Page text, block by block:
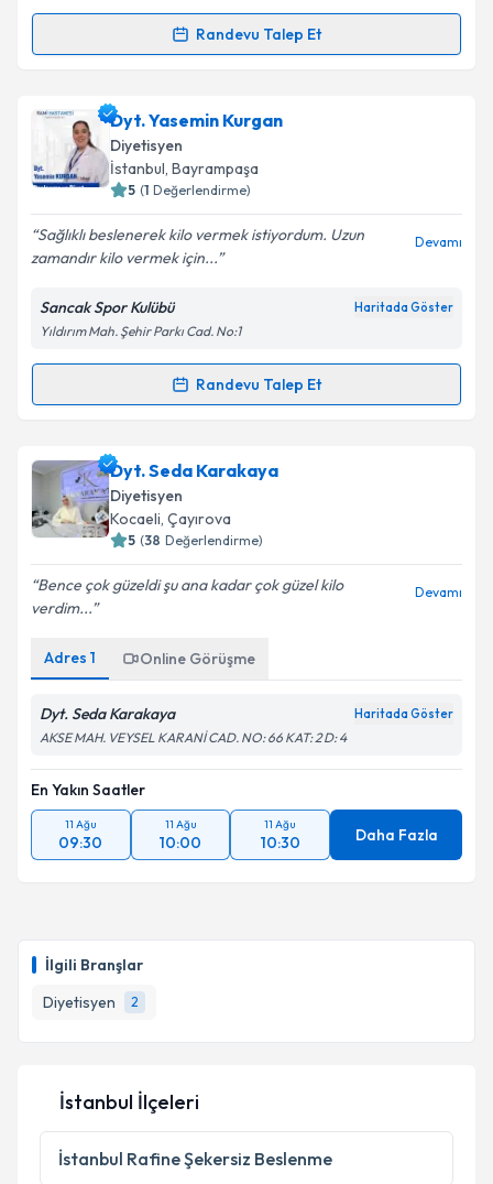
İlgili Branşlar
Diyetisyen
2
Randevu Talep Et
Randevu Takvimi Talebi
Dyt. Gülnur Kuraniçin randevu takvimi talebi
oluşturun. Size bu uzmandan randevu almanız için bir
takvim hazırlandığında e-posta ile bilgilendireceğiz.
E-posta Adresiniz
Kişisel verilerimin işlenmesine ilişkin
Metni'ni okudum ve kişisel verilerimin belirtilen
kapsamda işlenmesini kabul ediyorum.
Dyt. Yasemin Kurgan
Diyetisyen
İstanbul, Bayrampaşa
5 (1 Değerlendirme)
Sağlıklı beslenerek kilo vermek istiyordum. Uzun
zamandır kilo vermek için...
Devamı
Sancak Spor Kulübü Haritada Göster
Yıldırım Mah. Şehir Parkı Cad. No:1
Randevu Talep Et
Randevu Takvimi Talebi
Dyt. Yasemin Kurganiçin randevu takvimi talebi
oluşturun. Size bu uzmandan randevu almanız için bir
takvim hazırlandığında e-posta ile bilgilendireceğiz.
E-posta Adresiniz
Kişisel verilerimin işlenmesine ilişkin
kapsamda işlenmesini kabul ediyorum.
Dyt. Seda Karakaya
Diyetisyen
Kocaeli, Çayırova
5 (38 Değerlendirme)
Bence çok güzeldi şu ana kadar çok güzel kilo
verdim...
Devamı
Adres 1 Online Görüşme
Dyt. Seda Karakaya Haritada Göster
AKSE MAH. VEYSEL KARANİ CAD. NO: 66 KAT: 2 D: 4
En Yakın Saatler
11 Ağu
09:30
11 Ağu
10:00
11 Ağu
10:30 Daha Fazla
İstanbul İlçeleri
İstanbul Rafine Şekersiz Beslenme